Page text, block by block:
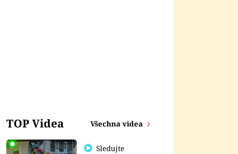
TOP Videa Všechna videa
Sledujte